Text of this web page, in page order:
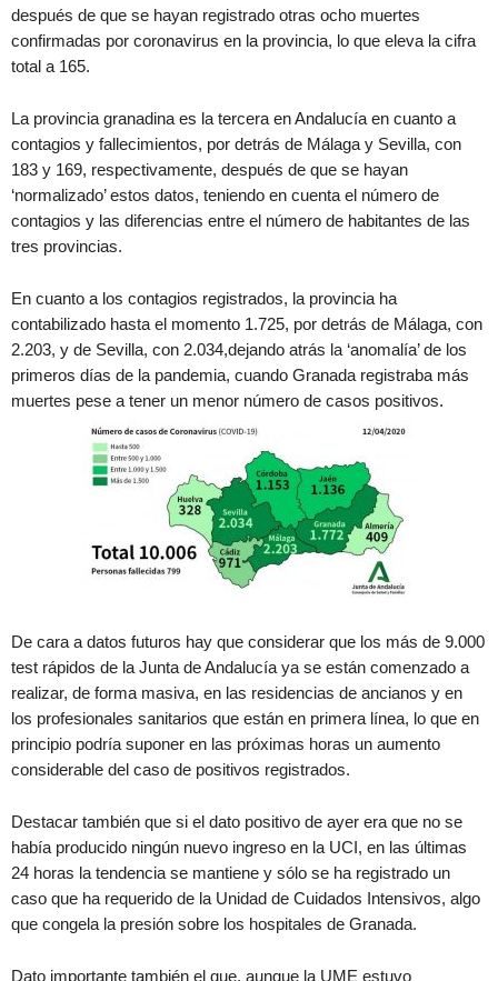
después de que se hayan registrado otras ocho muertes
confirmadas por coronavirus en la provincia, lo que eleva la cifra
total a 165.
La provincia granadina es la tercera en Andalucía en cuanto a
contagios y fallecimientos, por detrás de Málaga y Sevilla, con
183 y 169, respectivamente, después de que se hayan
‘normalizado’ estos datos, teniendo en cuenta el número de
contagios y las diferencias entre el número de habitantes de las
tres provincias.
En cuanto a los contagios registrados, la provincia ha
contabilizado hasta el momento 1.725, por detrás de Málaga, con
2.203, y de Sevilla, con 2.034,dejando atrás la ‘anomalía’ de los
primeros días de la pandemia, cuando Granada registraba más
muertes pese a tener un menor número de casos positivos.
De cara a datos futuros hay que considerar que los más de 9.000
test rápidos de la Junta de Andalucía ya se están comenzado a
realizar, de forma masiva, en las residencias de ancianos y en
los profesionales sanitarios que están en primera línea, lo que en
principio podría suponer en las próximas horas un aumento
considerable del caso de positivos registrados.
Destacar también que si el dato positivo de ayer era que no se
había producido ningún nuevo ingreso en la UCI, en las últimas
24 horas la tendencia se mantiene y sólo se ha registrado un
caso que ha requerido de la Unidad de Cuidados Intensivos, algo
que congela la presión sobre los hospitales de Granada.
Dato importante también el que, aunque la UME estuvo